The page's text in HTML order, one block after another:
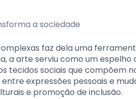
faz dela uma
a arte serviu como um espelho
tecidos sociais que compõem
expressões pessoais e
e promoção de inclusão.